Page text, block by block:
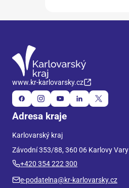
www.kr-karlovarsky.cz
Adresa kraje
Karlovarský kraj
Závodní 353/88, 360 06 Karlovy Vary
+420 354 222 300
e-podatelna@kr-karlovarsky.cz